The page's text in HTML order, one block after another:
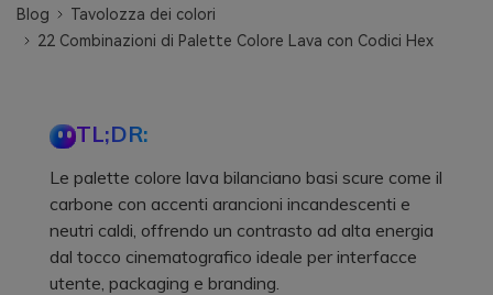
Blog
Tavolozza dei colori
22 Combinazioni di Palette Colore Lava con Codici Hex
TL;DR:
Le palette colore lava bilanciano basi scure come il
carbone con accenti arancioni incandescenti e
neutri caldi, offrendo un contrasto ad alta energia
dal tocco cinematografico ideale per interfacce
utente, packaging e branding.